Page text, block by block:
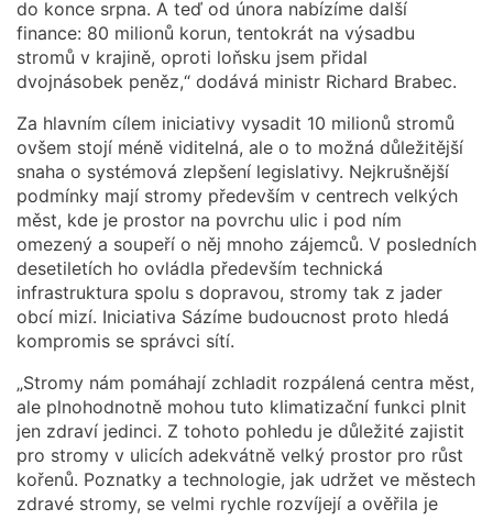
do konce srpna. A teď od února nabízíme další
finance: 80 milionů korun, tentokrát na výsadbu
stromů v krajině, oproti loňsku jsem přidal
dvojnásobek peněz,“ dodává ministr Richard Brabec.
Za hlavním cílem iniciativy vysadit 10 milionů stromů
ovšem stojí méně viditelná, ale o to možná důležitější
snaha o systémová zlepšení legislativy. Nejkrušnější
podmínky mají stromy především v centrech velkých
měst, kde je prostor na povrchu ulic i pod ním
omezený a soupeří o něj mnoho zájemců. V posledních
desetiletích ho ovládla především technická
infrastruktura spolu s dopravou, stromy tak z jader
obcí mizí. Iniciativa Sázíme budoucnost proto hledá
kompromis se správci sítí.
„Stromy nám pomáhají zchladit rozpálená centra měst,
ale plnohodnotně mohou tuto klimatizační funkci plnit
jen zdraví jedinci. Z tohoto pohledu je důležité zajistit
pro stromy v ulicích adekvátně velký prostor pro růst
kořenů. Poznatky a technologie, jak udržet ve městech
zdravé stromy, se velmi rychle rozvíjejí a ověřila je